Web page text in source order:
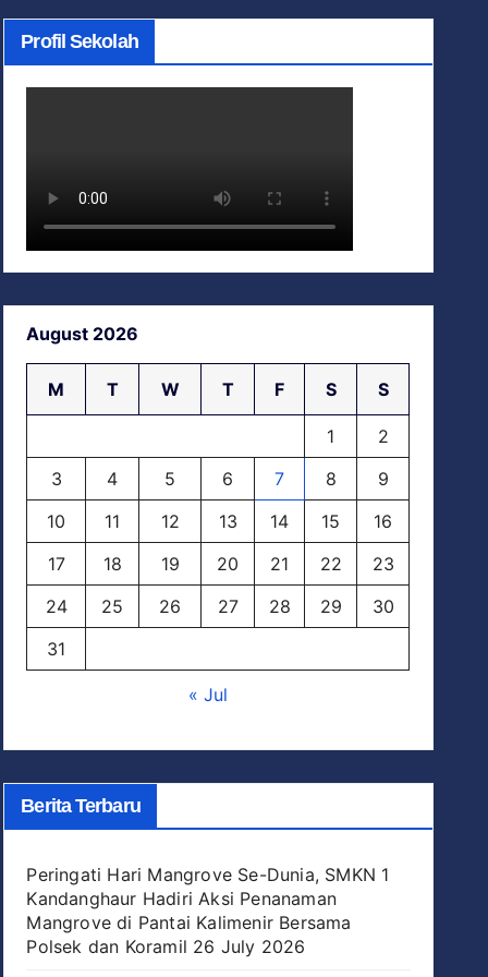
Profil Sekolah
August 2026
M T W T F S S
1
2
3
4 5 6 7 8
9
10
11 12 13 14 15
16
17
18 19 20 21 22
23
24
25 26 27 28 29
30
31
« Jul
Berita Terbaru
Peringati Hari Mangrove Se-Dunia, SMKN 1
Kandanghaur Hadiri Aksi Penanaman
Mangrove di Pantai Kalimenir Bersama
Polsek dan Koramil 26 July 2026